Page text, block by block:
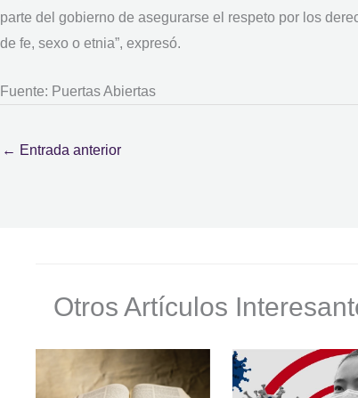
parte del gobierno de asegurarse el respeto por los
de fe, sexo o etnia”, expresó.
Fuente: Puertas Abiertas
← Entrada anterior
Otros Artículos